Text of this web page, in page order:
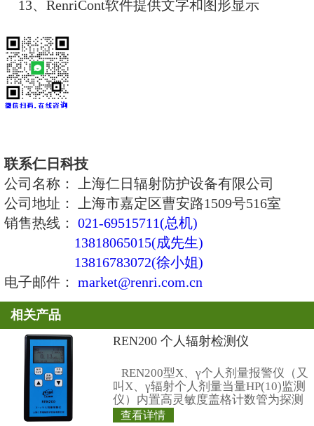
1、测量射线类型：α、β、γ射线
有响应）
2、测量范围：剂量率:0.01～
计数率:0～
3、能量范围：X、γ射线：
β射线>100keV;
α射线>4MeV；
4、探测器： 美国进口薄窗型盖
直径：45mm
5、探测效率：C-14 (49keV
5.3%
Sr-90 (546keV
38%
Am-241(5.5MeV α)